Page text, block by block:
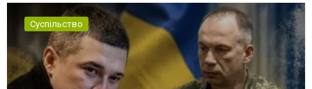
Суспільство